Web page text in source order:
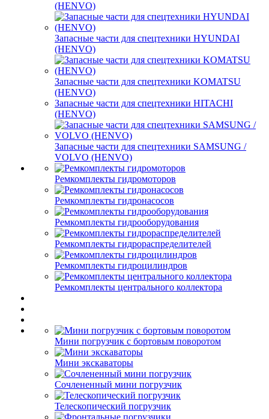
(HENVO)
Запасные части для спецтехники HYUNDAI
(HENVO)
Запасные части для спецтехники KOMATSU
(HENVO)
Запасные части для спецтехники HITACHI
(HENVO)
Запасные части для спецтехники SAMSUNG /
VOLVO (HENVO)
Ремкомплекты гидромоторов
Ремкомплекты гидронасосов
Ремкомплекты гидрооборудования
Ремкомплекты гидрораспределителей
Ремкомплекты гидроцилиндров
Ремкомплекты центрального коллектора
Мини погрузчик с бортовым поворотом
Мини экскаваторы
Сочлененный мини погрузчик
Телескопический погрузчик